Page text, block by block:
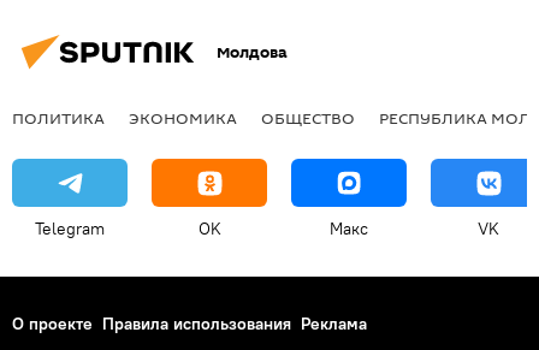
Молдова
ПОЛИТИКА ЭКОНОМИКА ОБЩЕСТВО РЕСПУБЛИКА
Telegram OK Макс VK
О проекте Правила использования Реклама